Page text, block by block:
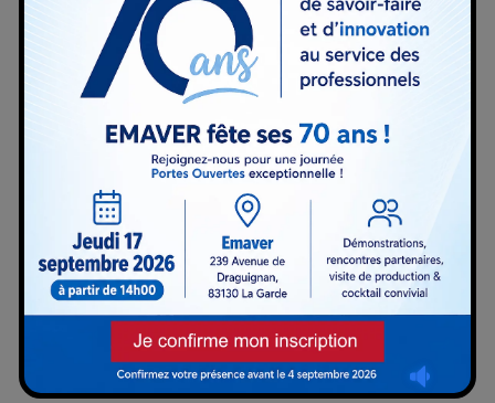
Plexiglas® (PMMA)-
Polycarbonate-
Plaques alvéolaires
: verres
synthétiques
0€
Ajouter au panier